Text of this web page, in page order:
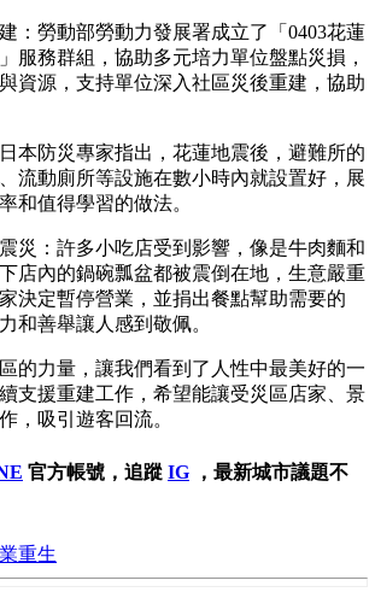
：勞動部勞動力發展署成立了「0403花蓮
服務群組，協助多元培力單位盤點災損，
資源，支持單位深入社區災後重建，協助
本防災專家指出，花蓮地震後，避難所的
流動廁所等設施在數小時內就設置好，展
和值得學習的做法。
災：許多小吃店受到影響，像是牛肉麵和
店內的鍋碗瓢盆都被震倒在地，生意嚴重
決定暫停營業，並捐出餐點幫助需要的
和善舉讓人感到敬佩。
的力量，讓我們看到了人性中最美好的一
支援重建工作，希望能讓受災區店家、景
，吸引遊客回流。
官方帳號，追蹤 IG ，最新城市議題不
重生